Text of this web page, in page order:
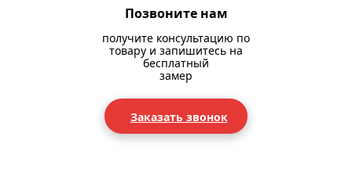
Позвоните нам
получите консультацию по
товару и запишитесь на
бесплатный
замер
Заказать звонок